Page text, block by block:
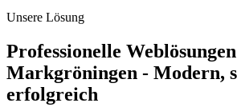
Unsere Lösung
Professionelle
Markgröningen - Modern,
erfolgreich